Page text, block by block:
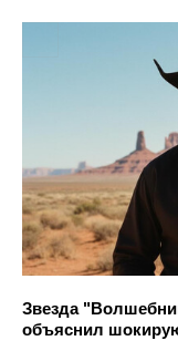
Звезда
объяснил